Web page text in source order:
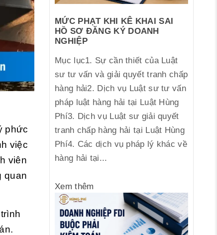
phức
việc
viên
quan
MỨC PHẠT KHI KÊ KHAI SAI
HỒ SƠ ĐĂNG KÝ DOANH
NGHIỆP
Mục lục1. Sự cần thiết của Luật
sư tư vấn và giải quyết tranh chấp
hàng hải2. Dịch vụ Luật sư tư vấn
pháp luật hàng hải tại Luật Hùng
Phí3. Dịch vụ Luật sư giải quyết
tranh chấp hàng hải tại Luật Hùng
Phí4. Các dịch vụ pháp lý khác về
hàng hải tại...
Xem thêm